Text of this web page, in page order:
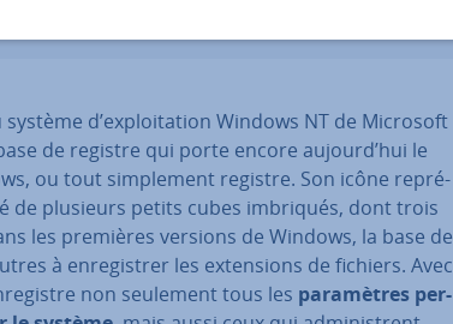
d’ex­ploi­ta­tion Windows NT de Microsoft
de registre qui porte encore aujourd’hui le
ou tout sim­ple­ment registre. Son icône re­pré­
de plusieurs petits cubes imbriqués, dont trois
les premières versions de Windows, la base de
à en­re­gis­trer les ex­ten­sions de fichiers. Avec
non seulement tous les pa­ra­mètres per­